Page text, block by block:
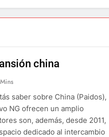
china
saber sobre China (Paidos),
NG ofrecen un amplio
son, además, desde 2011,
dedicado al intercambio